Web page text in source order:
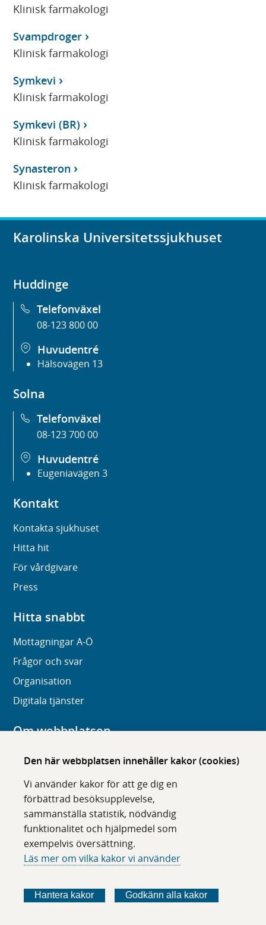
Den här webbplatsen innehåller kakor (cookies)
Vi använder kakor för att ge dig en
förbättrad besöksupplevelse,
sammanställa statistik, nödvändig
funktionalitet och hjälpmedel som
exempelvis översättning.
Läs mer om vilka kakor vi använder
Hantera kakor Godkänn alla kakor
Klinisk farmakologi
Svampdroger
Klinisk farmakologi
Symkevi
Klinisk farmakologi
Symkevi (BR)
Klinisk farmakologi
Synasteron
Klinisk farmakologi
Karolinska Universitetssjukhuset
Huddinge
Telefonväxel
08-123 800 00
Huvudentré
Hälsovägen 13
Solna
Telefonväxel
08-123 700 00
Huvudentré
Eugeniavägen 3
Kontakt
Kontakta sjukhuset
Hitta hit
För vårdgivare
Press
Hitta snabbt
Mottagningar A-Ö
Frågor och svar
Organisation
Digitala tjänster
Om webbplatsen
Om karolinska.se
Tillgänglighet
Om cookies
Följ oss i sociala medier
ö
l
ö
l
ö
l